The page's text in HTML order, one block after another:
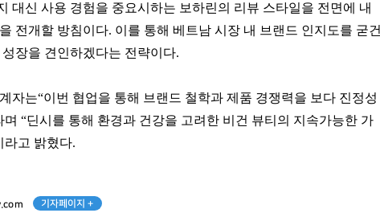
중근
련 기사]
윤홍근 백종원 오세훈
대신 사용 경험을 중요시하는 보하린의 리뷰 스타일을 전면에 내
전개할 방침이다. 이를 통해 베트남 시장 내 브랜드 인지도를 굳건
장을 견인하겠다는 전략이다.
자는“이번 협업을 통해 브랜드 철학과 제품 경쟁력을 보다 진정성
며 “딘시를 통해 환경과 건강을 고려한 비건 뷰티의 지속가능한 가
라고 밝혔다.
기자페이지 +